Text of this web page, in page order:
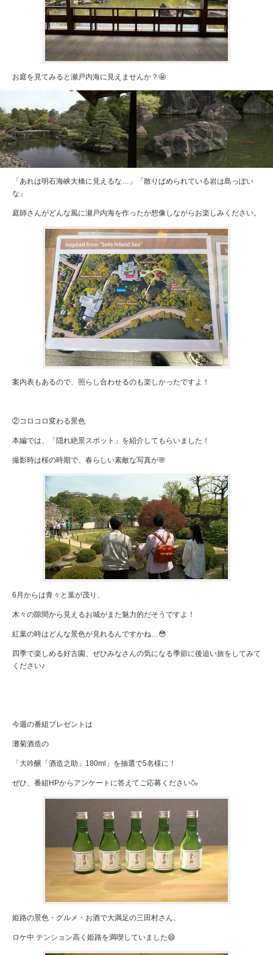
お庭を見てみると瀬戸内海に見えませんか？🤩
「あれは明石海峡大橋に見えるな…」「散りばめられている岩は島っぽい
な」
庭師さんがどんな風に瀬戸内海を作ったか想像しながらお楽しみください。
案内表もあるので、照らし合わせるのも楽しかったですよ！
②コロコロ変わる景色
本編では、「隠れ絶景スポット」を紹介してもらいました！
撮影時は桜の時期で、春らしい素敵な写真が🌸
6月からは青々と葉が茂り、
木々の隙間から見えるお城がまた魅力的だそうですよ！
紅葉の時はどんな景色が見れるんですかね…😳
四季で楽しめる好古園、ぜひみなさんの気になる季節に後追い旅をしてみて
ください♪
今週の番組プレゼントは
灘菊酒造の
「大吟醸「酒造之助」180ml」を抽選で5名様に！
ぜひ、番組HPからアンケートに答えてご応募ください🍶
姫路の景色・グルメ・お酒で大満足の三田村さん、
ロケ中 テンション高く姫路を満喫していました😄